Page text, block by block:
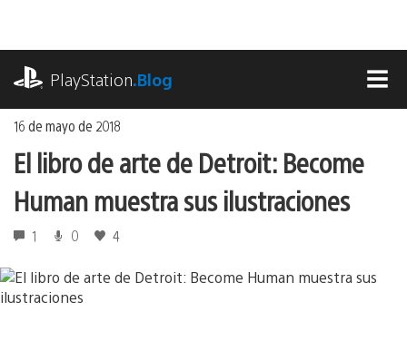
contenido
PlayStation.Blog
16 de mayo de 2018
El libro de arte de Detroit: Become
Human muestra sus ilustraciones
1 0 4